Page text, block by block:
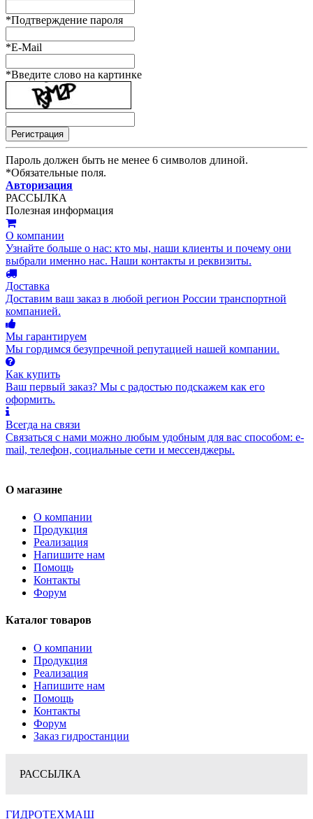
*Подтверждение пароля
*E-Mail
*Введите слово на картинке
Пароль должен быть не менее 6 символов длиной.
*Обязательные поля.
Авторизация
РАССЫЛКА
Полезная информация
О компании
Узнайте больше о нас: кто мы, наши клиенты и почему они
выбрали именно нас. Наши контакты и реквизиты.
Доставка
Доставим ваш заказ в любой регион России транспортной
компанией.
Мы гарантируем
Мы гордимся безупречной репутацией нашей компании.
Как купить
Ваш первый заказ? Мы с радостью подскажем как его
оформить.
Всегда на связи
Связаться с нами можно любым удобным для вас способом: e-
mail, телефон, социальные сети и мессенджеры.
О магазине
О компании
Продукция
Реализация
Напишите нам
Помощь
Контакты
Форум
Каталог товаров
О компании
Продукция
Реализация
Напишите нам
Помощь
Контакты
Форум
Заказ гидростанции
РАССЫЛКА
ГИДРОТЕХМАШ